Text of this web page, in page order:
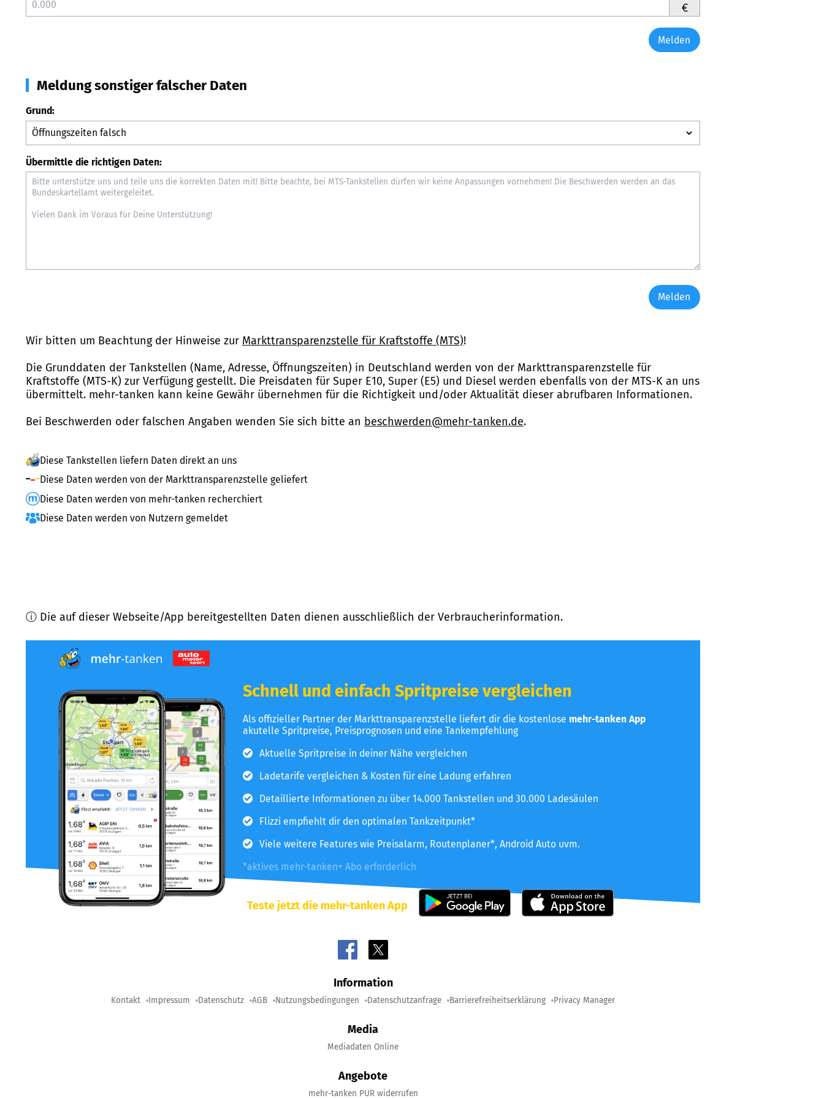
€
Melden
Meldung sonstiger falscher Daten
Grund:
Übermittle die richtigen Daten:
Melden
Wir bitten um Beachtung der Hinweise zur Markttransparenzstelle für Kraftstoffe (MTS)!
Die Grunddaten der Tankstellen (Name, Adresse, Öffnungszeiten) in Deutschland werden von der Markttransparenzstelle für
Kraftstoffe (MTS-K) zur Verfügung gestellt. Die Preisdaten für Super E10, Super (E5) und Diesel werden ebenfalls von der MTS-K an uns
übermittelt. mehr-tanken kann keine Gewähr übernehmen für die Richtigkeit und/oder Aktualität dieser abrufbaren Informationen.
Bei Beschwerden oder falschen Angaben wenden Sie sich bitte an beschwerden@mehr-tanken.de.
Diese Tankstellen liefern Daten direkt an uns
Diese Daten werden von der Markttransparenzstelle geliefert
Diese Daten werden von mehr-tanken recherchiert
Diese Daten werden von Nutzern gemeldet
ⓘ Die auf dieser Webseite/App bereitgestellten Daten dienen ausschließlich der Verbraucherinformation.
Schnell und einfach Spritpreise vergleichen
Als offizieller Partner der Markttransparenzstelle liefert dir die kostenlose mehr-tanken App
akutelle Spritpreise, Preisprognosen und eine Tankempfehlung
Aktuelle Spritpreise in deiner Nähe vergleichen
Ladetarife vergleichen & Kosten für eine Ladung erfahren
Detaillierte Informationen zu über 14.000 Tankstellen und 30.000 Ladesäulen
Flizzi empfiehlt dir den optimalen Tankzeitpunkt*
Viele weitere Features wie Preisalarm, Routenplaner*, Android Auto uvm.
*aktives mehr-tanken+ Abo erforderlich
Teste jetzt die mehr-tanken App
Information
Kontakt Impressum Datenschutz AGB Nutzungsbedingungen Datenschutzanfrage Barrierefreiheitserklärung Privacy Manager
Media
Mediadaten Online
Angebote
mehr-tanken PUR widerrufen